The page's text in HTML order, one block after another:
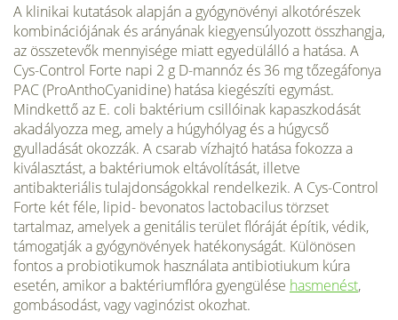
A klinikai kutatások alapján a gyógynövényi alkotórészek
kombinációjának és arányának kiegyensúlyozott összhangja,
az összetevők mennyisége miatt egyedülálló a hatása. A
Cys-Control Forte napi 2 g D-mannóz és 36 mg tőzegáfonya
PAC (ProAnthoCyanidine) hatása kiegészíti egymást.
Mindkettő az E. coli baktérium csillóinak kapaszkodását
akadályozza meg, amely a húgyhólyag és a húgycső
gyulladását okozzák. A csarab vízhajtó hatása fokozza a
kiválasztást, a baktériumok eltávolítását, illetve
antibakteriális tulajdonságokkal rendelkezik. A Cys-Control
Forte két féle, lipid- bevonatos lactobacilus törzset
tartalmaz, amelyek a genitális terület flóráját építik, védik,
támogatják a gyógynövények hatékonyságát. Különösen
fontos a probiotikumok használata antibiotiukum kúra
esetén, amikor a baktériumflóra gyengülése hasmenést,
gombásodást, vagy vaginózist okozhat.